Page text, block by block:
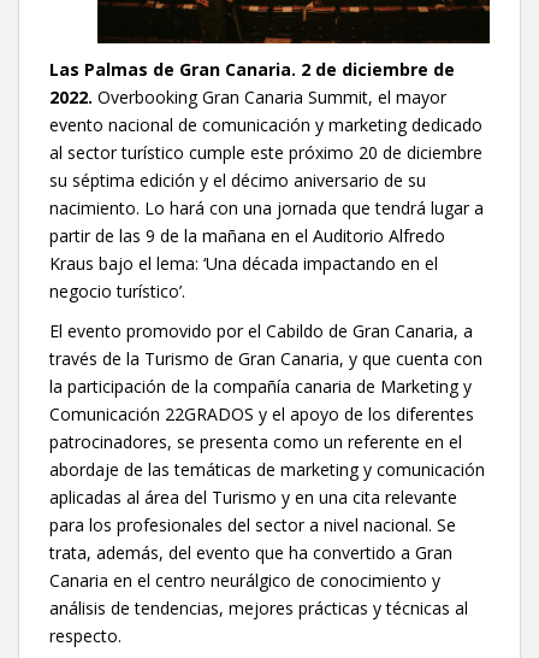
Las Palmas de Gran Canaria. 2 de diciembre de
2022. Overbooking Gran Canaria Summit, el mayor
evento nacional de comunicación y marketing dedicado
al sector turístico cumple este próximo 20 de diciembre
su séptima edición y el décimo aniversario de su
nacimiento. Lo hará con una jornada que tendrá lugar a
partir de las 9 de la mañana en el Auditorio Alfredo
Kraus bajo el lema: ‘Una década impactando en el
negocio turístico’.
El evento promovido por el Cabildo de Gran Canaria, a
través de la Turismo de Gran Canaria, y que cuenta con
la participación de la compañía canaria de Marketing y
Comunicación 22GRADOS y el apoyo de los diferentes
patrocinadores, se presenta como un referente en el
abordaje de las temáticas de marketing y comunicación
aplicadas al área del Turismo y en una cita relevante
para los profesionales del sector a nivel nacional. Se
trata, además, del evento que ha convertido a Gran
Canaria en el centro neurálgico de conocimiento y
análisis de tendencias, mejores prácticas y técnicas al
respecto.